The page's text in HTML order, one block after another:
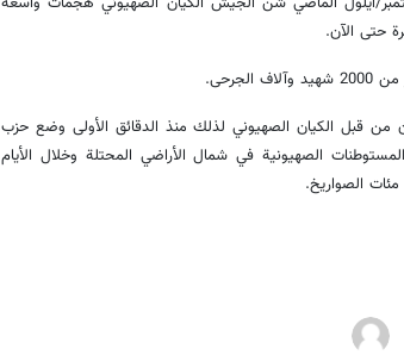
حتى الآن.
قبل الكيان الصهيوني لذلك منذ الدقائق الأولى وضع حزب
الصهيونية في شمال الأراضي المحتلة وخلال الأيام
الصواريخ.